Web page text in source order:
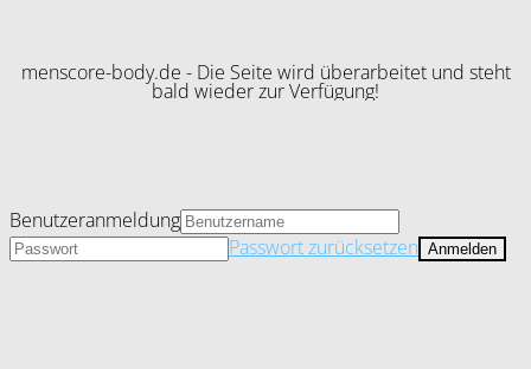
menscore-body.de - Die Seite wird überarbeitet und steht
bald wieder zur Verfügung!
Benutzeranmeldung
Passwort zurücksetzen